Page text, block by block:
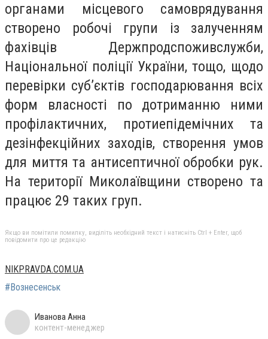
органами місцевого самоврядування
створено робочі групи із залученням
фахівців Держпродспоживслужби,
Національної поліції України, тощо, щодо
перевірки суб’єктів господарювання всіх
форм власності по дотриманню ними
профілактичних, протиепідемічних та
дезінфекційних заходів, створення умов
для миття та антисептичної обробки рук.
На території Миколаївщини створено та
працює 29 таких груп.
Якщо ви помітили помилку, виділіть необхідний текст і натисніть Ctrl + Enter, щоб
повідомити про це редакцію
NIKPRAVDA.COM.UA
#Вознесенськ
Иванова Анна
контент-менеджер